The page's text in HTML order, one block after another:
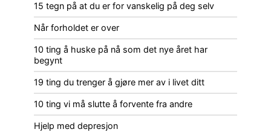
15 tegn på at du er for vanskelig på deg selv
Når forholdet er over
10 ting å huske på nå som det nye året har
begynt
19 ting du trenger å gjøre mer av i livet ditt
10 ting vi må slutte å forvente fra andre
Hjelp med depresjon